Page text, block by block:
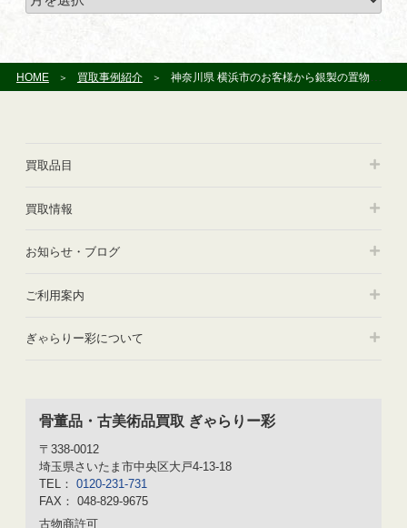
ー
ブ
HOME 買取事例紹介 神奈川県 横浜市のお客様から銀製の置物を宅配買取でお譲りいただきました
買取品目
買取情報
お知らせ・ブログ
ご利用案内
ぎゃらりー彩について
骨董品・古美術品買取 ぎゃらりー彩
〒338-0012
埼玉県さいたま市中央区大戸4-13-18
TEL： 0120-231-731
FAX： 048-829-9675
古物商許可